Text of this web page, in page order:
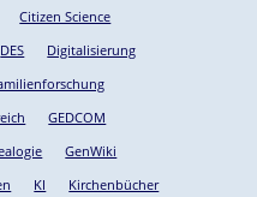
Citizen Science
DES
Digitalisierung
GEDCOM
GenWiki
KI
Kirchenbücher